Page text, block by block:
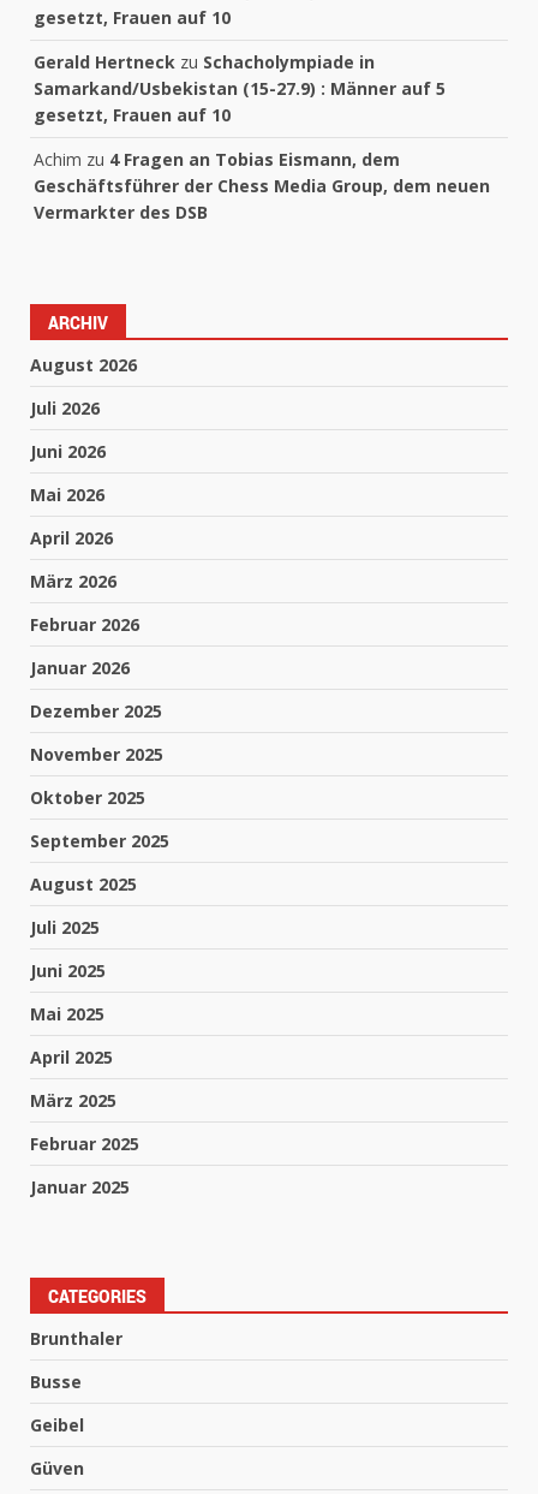
gesetzt, Frauen auf 10
Gerald Hertneck zu Schacholympiade in
Samarkand/Usbekistan (15-27.9) : Männer auf 5
gesetzt, Frauen auf 10
Achim zu 4 Fragen an Tobias Eismann, dem
Geschäftsführer der Chess Media Group, dem neuen
Vermarkter des DSB
ARCHIV
August 2026
Juli 2026
Juni 2026
Mai 2026
April 2026
März 2026
Februar 2026
Januar 2026
Dezember 2025
November 2025
Oktober 2025
September 2025
August 2025
Juli 2025
Juni 2025
Mai 2025
April 2025
März 2025
Februar 2025
Januar 2025
CATEGORIES
Brunthaler
Busse
Geibel
Güven